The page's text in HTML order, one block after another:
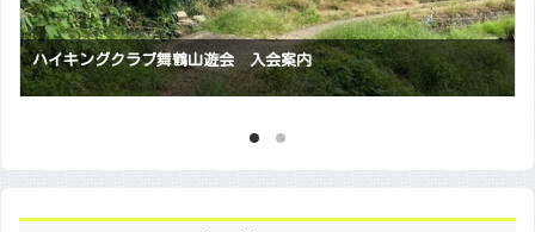
ハイキングクラブ舞鶴山遊会 入会案内